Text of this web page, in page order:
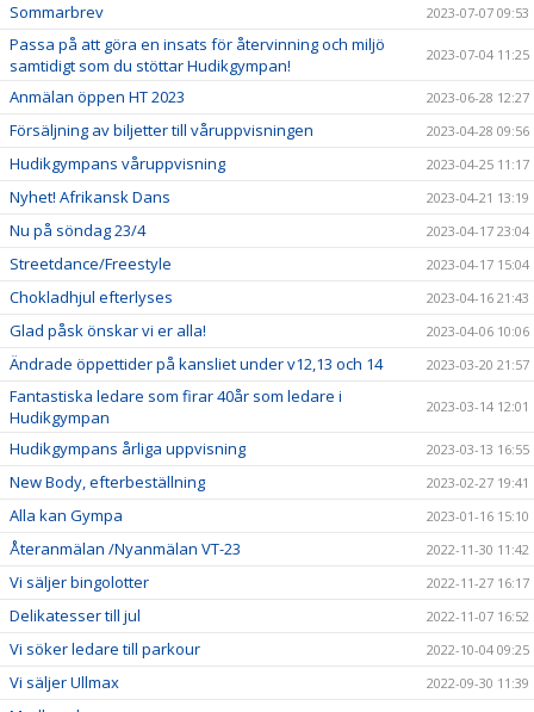
Sommarbrev 2023-07-07 09:53
Passa på att göra en insats för återvinning och miljö
samtidigt som du stöttar Hudikgympan!
2023-07-04 11:25
Anmälan öppen HT 2023 2023-06-28 12:27
Försäljning av biljetter till våruppvisningen 2023-04-28 09:56
Hudikgympans våruppvisning 2023-04-25 11:17
Nyhet! Afrikansk Dans 2023-04-21 13:19
Nu på söndag 23/4 2023-04-17 23:04
Streetdance/Freestyle 2023-04-17 15:04
Chokladhjul efterlyses 2023-04-16 21:43
Glad påsk önskar vi er alla! 2023-04-06 10:06
Ändrade öppettider på kansliet under v12,13 och 14 2023-03-20 21:57
Fantastiska ledare som firar 40år som ledare i
Hudikgympan
2023-03-14 12:01
Hudikgympans årliga uppvisning 2023-03-13 16:55
New Body, efterbeställning 2023-02-27 19:41
Alla kan Gympa 2023-01-16 15:10
Återanmälan /Nyanmälan VT-23 2022-11-30 11:42
Vi säljer bingolotter 2022-11-27 16:17
Delikatesser till jul 2022-11-07 16:52
Vi söker ledare till parkour 2022-10-04 09:25
Vi säljer Ullmax 2022-09-30 11:39